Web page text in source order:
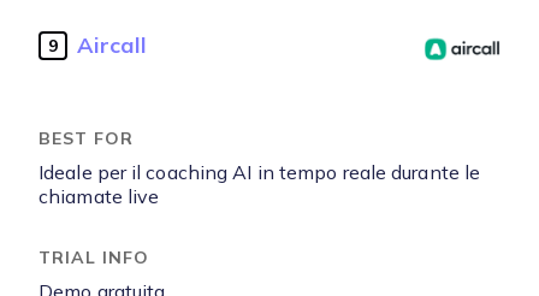
9 Aircall
Ideale per il coaching AI in tempo reale durante le
chiamate live
Demo gratuita